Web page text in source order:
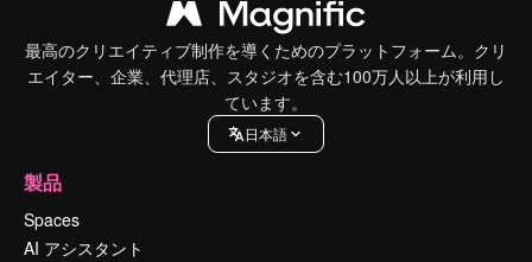
最高のクリエイティブ制作を導くためのプラットフォーム。クリ
エイター、企業、代理店、スタジオを含む100万人以上が利用し
ています。
日本語
製品
Spaces
AI アシスタント